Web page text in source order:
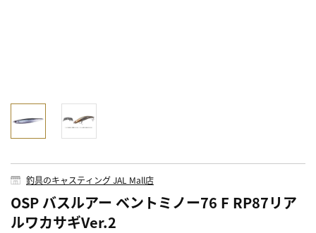
釣具のキャスティング JAL Mall店
OSP バスルアー ベントミノー76 F RP87リア
ルワカサギVer.2